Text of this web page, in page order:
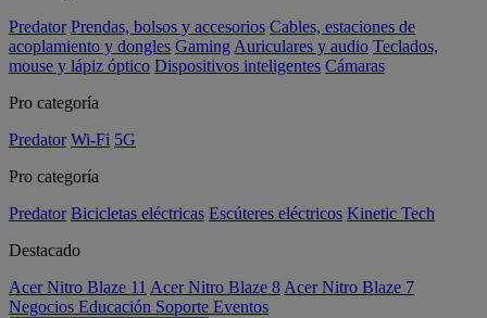
Predator Prendas, bolsos y accesorios Cables, estaciones de
acoplamiento y dongles Gaming Auriculares y audio Teclados,
mouse y lápiz óptico Dispositivos inteligentes Cámaras
Pro categoría
Predator Wi-Fi 5G
Pro categoría
Predator Bicicletas eléctricas Escúteres eléctricos Kinetic Tech
Destacado
Acer Nitro Blaze 11 Acer Nitro Blaze 8 Acer Nitro Blaze 7
Negocios Educación Soporte Eventos